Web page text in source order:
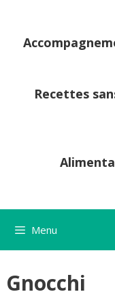
contenu
Recettes
Menu
Gnocchi